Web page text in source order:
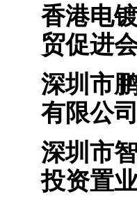
香
贸促进
深圳
有限公
深圳
投资置